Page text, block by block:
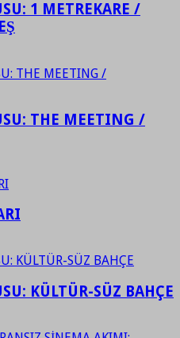
1 METREKARE /
THE MEETING /
KÜLTÜR-SÜZ BAHÇE